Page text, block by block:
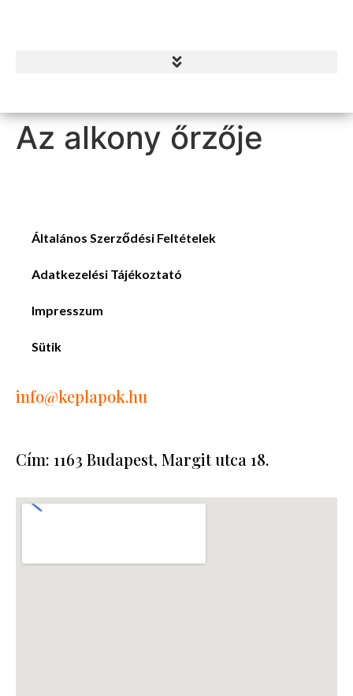
Az alkony őrzője
Általános Szerződési Feltételek
Adatkezelési Tájékoztató
Impresszum
Sütik
info@keplapok.hu
Cím: 1163 Budapest, Margit utca 18.